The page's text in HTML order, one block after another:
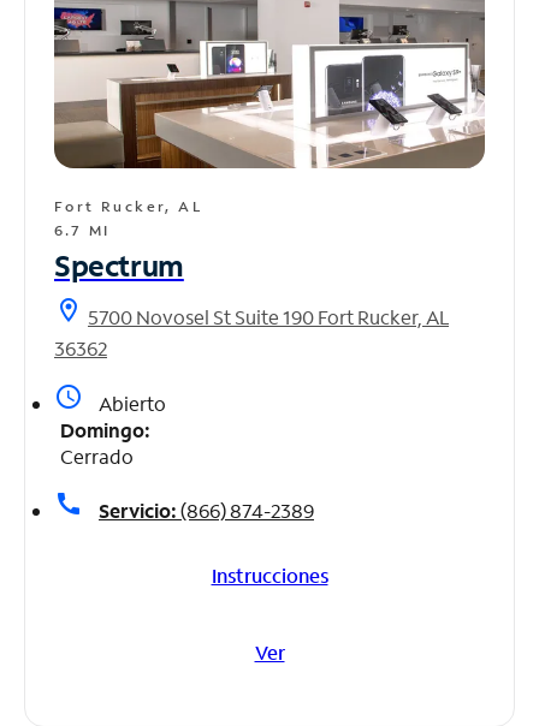
Fort Rucker, AL
6.7 MI
Spectrum
location_on 5700 Novosel St Suite 190 Fort Rucker, AL
36362
access_time
Abierto
Domingo:
Cerrado
call Servicio:(866) 874-2389
Instrucciones
Ver